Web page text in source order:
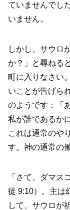
ていませんでし
いません。
しかし、サウロ
か？」と尋ねる
町に入りなさい
いことが告げら
のようです：「
私が誰であるか
これは通常のや
す。神の通常の
「さて、ダマス
徒 9:10）。主は
して、サウロが